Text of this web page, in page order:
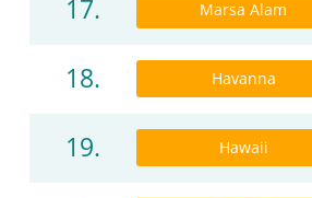
17. Marsa Alam
18. Havanna
19. Hawaii